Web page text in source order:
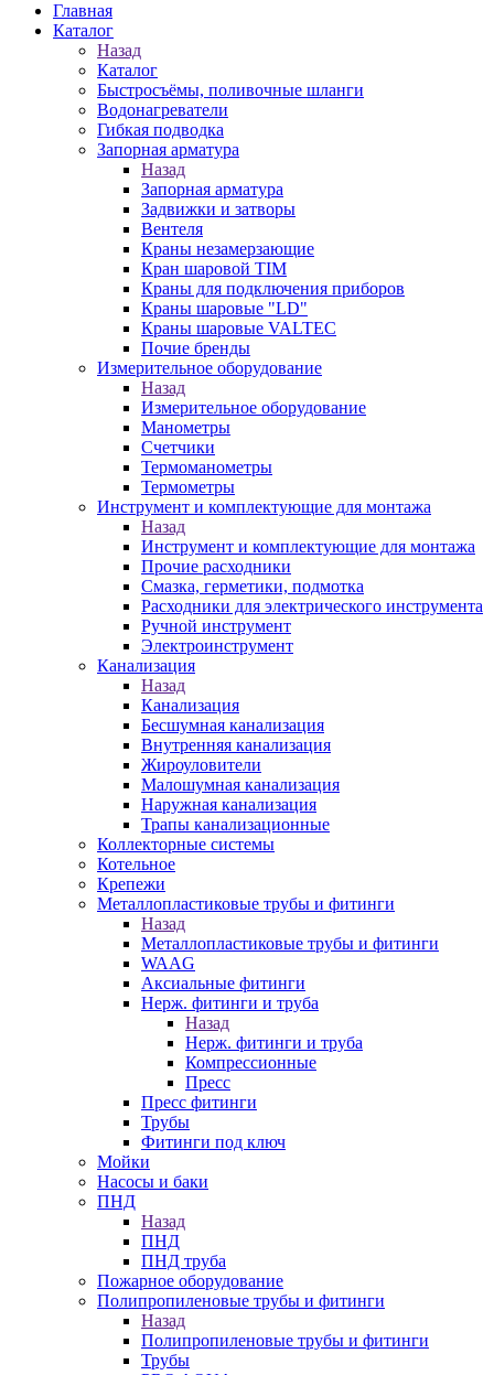
Главная
Каталог
Назад
Каталог
Быстросъёмы, поливочные шланги
Водонагреватели
Гибкая подводка
Запорная арматура
Назад
Запорная арматура
Задвижки и затворы
Вентеля
Краны незамерзающие
Кран шаровой TIM
Краны для подключения приборов
Краны шаровые "LD"
Краны шаровые VALTEC
Почие бренды
Измерительное оборудование
Назад
Измерительное оборудование
Манометры
Счетчики
Термоманометры
Термометры
Инструмент и комплектующие для монтажа
Назад
Инструмент и комплектующие для монтажа
Прочие расходники
Смазка, герметики, подмотка
Расходники для электрического инструмента
Ручной инструмент
Электроинструмент
Канализация
Назад
Канализация
Бесшумная канализация
Внутренняя канализация
Жироуловители
Малошумная канализация
Наружная канализация
Трапы канализационные
Коллекторные системы
Котельное
Крепежи
Металлопластиковые трубы и фитинги
Назад
Металлопластиковые трубы и фитинги
WAAG
Аксиальные фитинги
Нерж. фитинги и труба
Назад
Нерж. фитинги и труба
Компрессионные
Пресс
Пресс фитинги
Трубы
Фитинги под ключ
Мойки
Насосы и баки
ПНД
Назад
ПНД
ПНД труба
Пожарное оборудование
Полипропиленовые трубы и фитинги
Назад
Полипропиленовые трубы и фитинги
Трубы